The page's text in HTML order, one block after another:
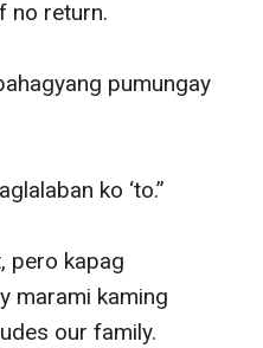
no return.
pumungay
ko ‘to.”
pero kapag
marami kaming
our family.